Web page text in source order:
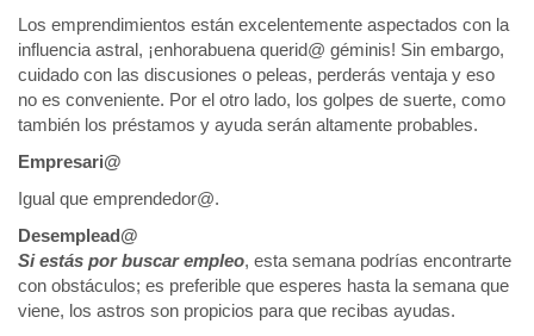
Los emprendimientos están excelentemente aspectados con la
influencia astral, ¡enhorabuena querid@ géminis! Sin embargo,
cuidado con las discusiones o peleas, perderás ventaja y eso
no es conveniente. Por el otro lado, los golpes de suerte, como
también los préstamos y ayuda serán altamente probables.
Empresari@
Igual que emprendedor@.
Desemplead@
Si estás por buscar empleo, esta semana podrías encontrarte
con obstáculos; es preferible que esperes hasta la semana que
viene, los astros son propicios para que recibas ayudas.